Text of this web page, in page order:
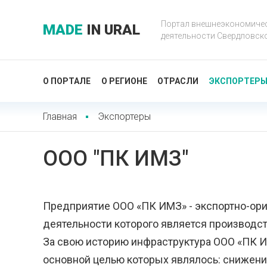
MADE IN URAL
Портал
деятельности
О ПОРТАЛЕ О РЕГИОНЕ ОТРАСЛИ ЭКСПОРТЕРЫ
Главная Экспортеры
OOO "ПК ИМЗ"
Предприятие ООО «ПК ИМЗ» - экспортно-
деятельности которого является
За свою историю инфраструктура ООО «ПК
основной целью которых являлось: